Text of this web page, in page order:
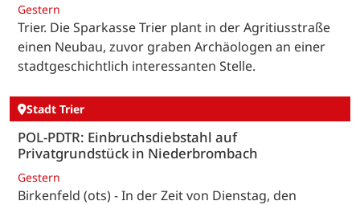
Gestern
Trier. Die Sparkasse Trier plant in der Agritiusstraße
einen Neubau, zuvor graben Archäologen an einer
stadtgeschichtlich interessanten Stelle.
Stadt Trier
POL-PDTR: Einbruchsdiebstahl auf
Privatgrundstück in Niederbrombach
Gestern
Birkenfeld (ots) - In der Zeit von Dienstag, den